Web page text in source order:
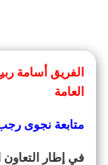
الفريق أسامة
العامة
متابعة نجوى
في إطار